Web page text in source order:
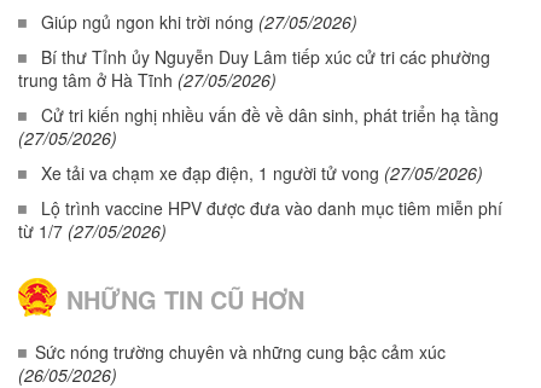
Giúp ngủ ngon khi trời nóng (27/05/2026)
Bí thư Tỉnh ủy Nguyễn Duy Lâm tiếp xúc cử tri các phường
trung tâm ở Hà Tĩnh (27/05/2026)
Cử tri kiến nghị nhiều vấn đề về dân sinh, phát triển hạ tầng
(27/05/2026)
Xe tải va chạm xe đạp điện, 1 người tử vong (27/05/2026)
Lộ trình vaccine HPV được đưa vào danh mục tiêm miễn phí
từ 1/7 (27/05/2026)
NHỮNG TIN CŨ HƠN
Sức nóng trường chuyên và những cung bậc cảm xúc
(26/05/2026)